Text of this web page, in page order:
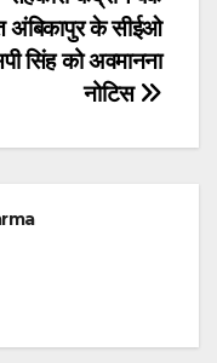
अंबिकापुर के सीईओ
सिंह को अवमानना
नोटिस